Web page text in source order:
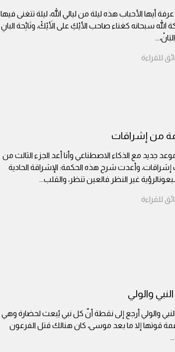
أيها الأحباب هذه ليلة من ليالي الله، ليلة تتغنى فيها
الله سبحانه كغناء صاحب الأيْكِ على الأَيْكْ، ونَائِحة البانِ
...
للقراءة
من إشراقات
جديد مع الذكاء الاصطناعي وأنا أعد الجزء الثالث من
إشراقات، وأعدت شرح هذه الحكمة: الإشراقة الحادية
غير النظر.فالعين تنظر، والقلب...
للقراءة
والولي
والولي أرجع إلى نقطة أنّ كل نبي يُبعث لحضارة وهي
قوتها إلا ما بعد موسى، كان هنالك قتل الفرعون
...